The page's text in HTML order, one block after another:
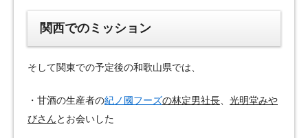
関西でのミッション
そして関東での予定後の和歌山県では、
・甘酒の生産者の紀ノ國フーズの林定男社長
光明堂みや
びさんとお会いした